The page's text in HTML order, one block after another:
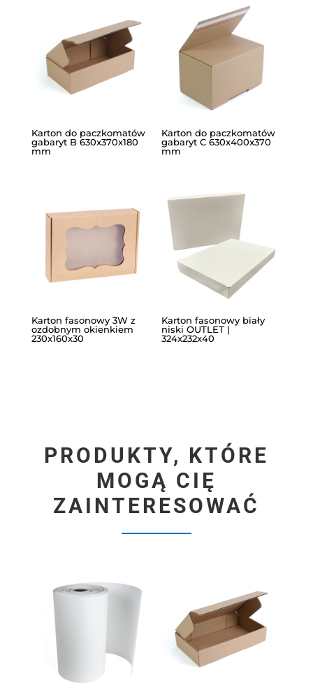
Karton do paczkomatów
gabaryt B 630x370x180
mm
Karton do paczkomatów
gabaryt C 630x400x370
mm
Karton fasonowy 3W z
ozdobnym okienkiem
230x160x30
Karton fasonowy biały
niski OUTLET |
324x232x40
PRODUKTY, KTÓRE
MOGĄ CIĘ
ZAINTERESOWAĆ